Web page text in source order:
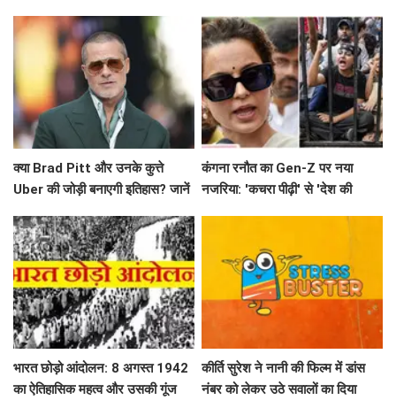
क्या Brad Pitt और उनके कुत्ते
Uber की जोड़ी बनाएगी इतिहास? जानें
कंगना रनौत का Gen-Z पर नया
नजरिया: 'कचरा पीढ़ी' से 'देश की
भारत छोड़ो आंदोलन: 8 अगस्त 1942
का ऐतिहासिक महत्व और उसकी गूंज
कीर्ति सुरेश ने नानी की फिल्म में डांस
नंबर को लेकर उठे सवालों का दिया